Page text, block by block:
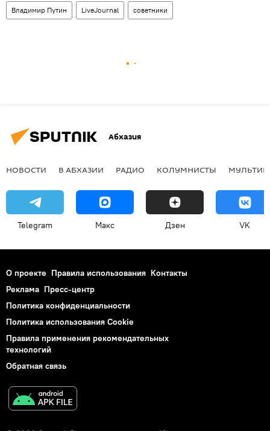
Владимир Путин LiveJournal советники
Абхазия
НОВОСТИ В АБХАЗИИ РАДИО КОЛУМНИСТЫ
Telegram Макс Дзен VK
О проекте Правила использования Контакты
Реклама Пресс-центр
Политика конфиденциальности
Политика использования Cookie
Правила применения рекомендательных
технологий
Обратная связь